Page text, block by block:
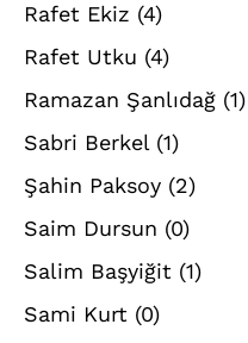
Rafet Ekiz (4)
Rafet Utku (4)
Ramazan Şanlıdağ (1)
Sabri Berkel (1)
Şahin Paksoy (2)
Saim Dursun (0)
Salim Başyiğit (1)
Sami Kurt (0)